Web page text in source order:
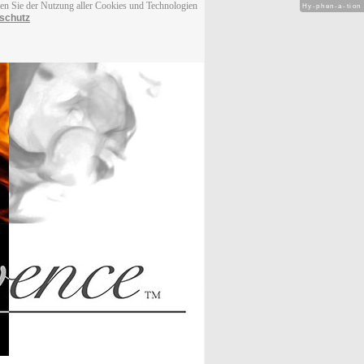
Sie der Nutzung aller Cookies und Technologien
Hy-phen-a-tion